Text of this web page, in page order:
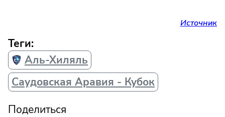
Источник
Теги:
Аль-Хиляль
Саудовская Аравия - Кубок
Поделиться